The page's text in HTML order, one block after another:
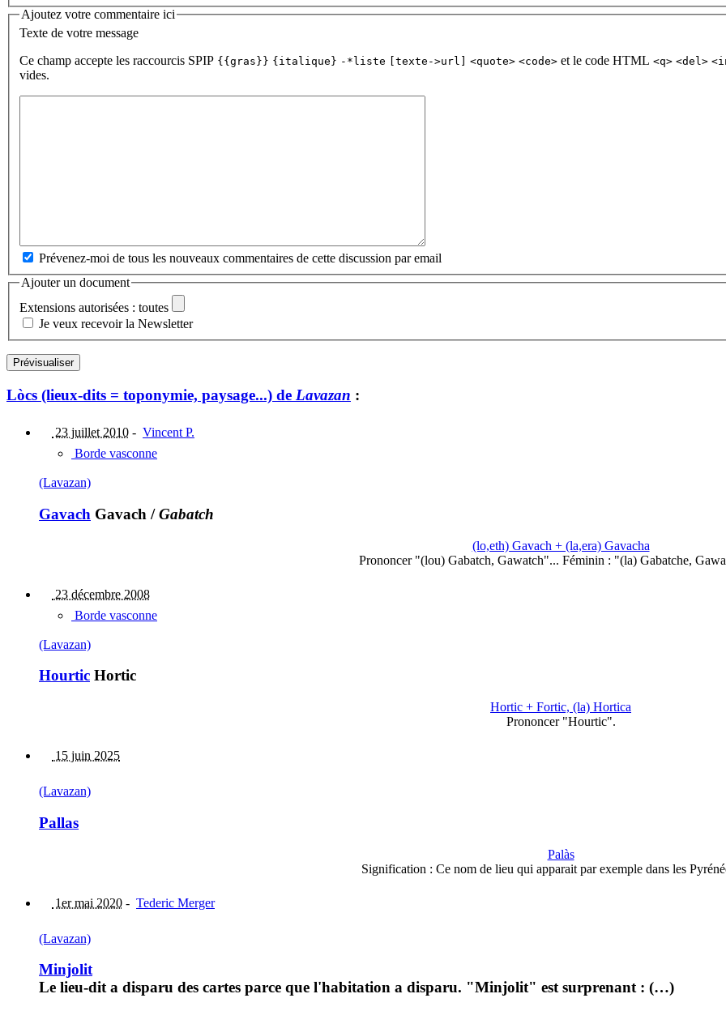
Ajoutez votre commentaire ici
Texte de votre message
Ce champ accepte les raccourcis SPIP {{gras}} {italique} -*liste [texte->url] <quote> <code> et le code HTML <q> <del>
vides.
Prévenez-moi de tous les nouveaux commentaires de cette discussion par email
Ajouter un document
Extensions autorisées : toutes
Je veux recevoir la Newsletter
Lòcs (lieux-dits = toponymie, paysage...) de Lavazan :
23 juillet 2010 - Vincent P.
Borde vasconne
(Lavazan)
Gavach Gavach /Gabatch
(lo,eth) Gavach + (la,era) Gavacha
Prononcer "(lou) Gabatch, Gawatch"... Féminin : "(la) Gabatche,
23 décembre 2008
Borde vasconne
(Lavazan)
Hourtic Hortic
Hortic + Fortic, (la) Hortica
Prononcer "Hourtic".
15 juin 2025
(Lavazan)
Pallas
Palàs
Signification : Ce nom de lieu qui apparait par exemple dans les
1er mai 2020 - Tederic Merger
(Lavazan)
Minjolit
Le lieu-dit a disparu des cartes parce que l'habitation a disparu. "Minjolit" est surprenant : (…)